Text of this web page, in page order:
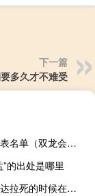
下一篇
多久才不难受
双龙会演员表名单（双龙会演员表）
的出处是哪里
火影忍者迪达拉死的时候在第几集出现